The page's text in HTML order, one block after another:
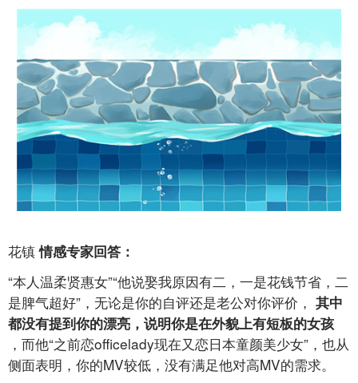
花镇情感专家回答：
“本人温柔贤惠女”“他说娶我原因有二，一是花钱节省，二
是脾气超好”，无论是你的自评还是老公对你评价， 其中
都没有提到你的漂亮，说明你是在外貌上有短板的女孩
，而他“之前恋officelady现在又恋日本童颜美少女”，也从
侧面表明，你的MV较低，没有满足他对高MV的需求。